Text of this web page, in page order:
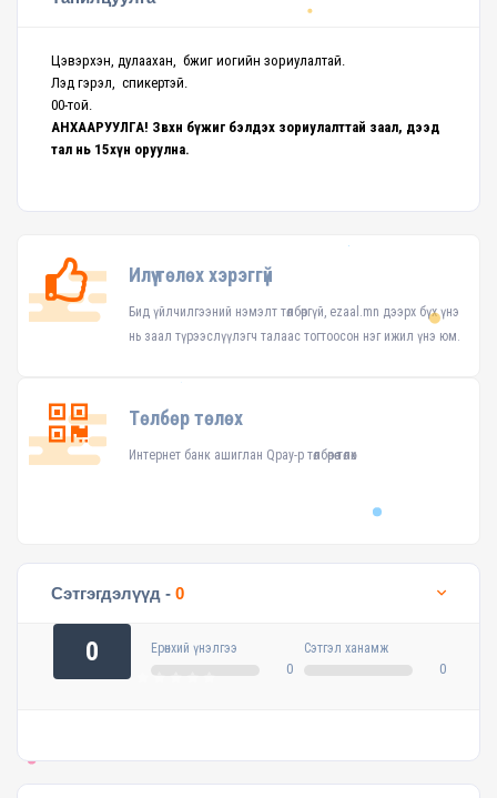
Цэвэрхэн, дулаахан, бүжиг иогийн зориулалтай.
Лэд гэрэл, спикертэй.
00-той.
АНХААРУУЛГА! Зөвхөн бүжиг бэлдэх зориулалттай заал, дээд
тал нь 15хүн оруулна.
Илүү төлөх хэрэггүй
Бид үйлчилгээний нэмэлт төлбөргүй, ezaal.mn дээрх бүх үнэ
нь заал түрээслүүлэгч талаас тогтоосон нэг ижил үнэ юм.
Төлбөр төлөх
Интернет банк ашиглан Qpay-р төлбөрөө төлөх
Сэтгэгдэлүүд - 0
0 Ерөнхий үнэлгээ
0
Сэтгэл ханамж
0